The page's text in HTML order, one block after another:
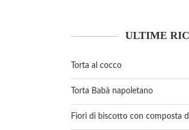
ULTIME
Torta al cocco
Torta Babà napoletano
Fiori di biscotto con composta